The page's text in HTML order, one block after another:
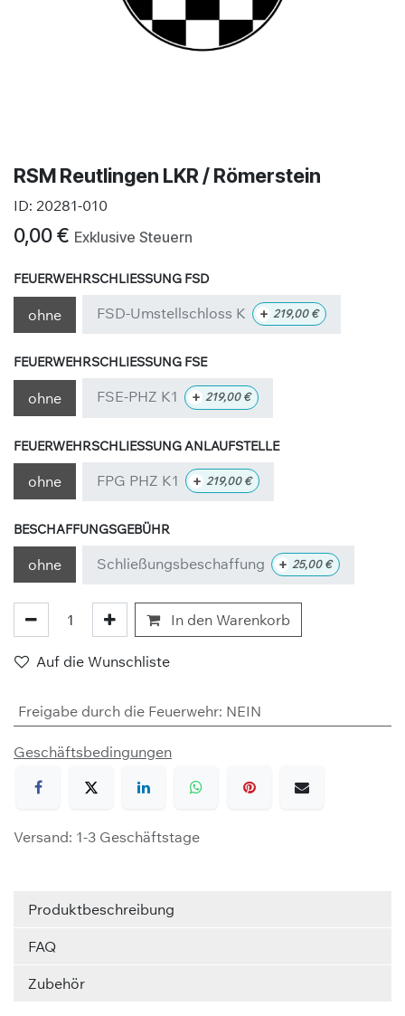
RSM Reutlingen LKR / Römerstein
ID: 20281-010
0,00€ Exklusive Steuern
FEUERWEHRSCHLIESSUNG FSD
ohne FSD-Umstellschloss K + 219,00€
FEUERWEHRSCHLIESSUNG FSE
ohne FSE-PHZ K1 + 219,00€
FEUERWEHRSCHLIESSUNG ANLAUFSTELLE
ohne FPG PHZ K1 + 219,00€
BESCHAFFUNGSGEBÜHR
ohne Schließungsbeschaffung + 25,00€
In den Warenkorb
Auf die Wunschliste
Freigabe durch die Feuerwehr: NEIN
Geschäftsbedingungen
Versand: 1-3 Geschäftstage
Produktbeschreibung
FAQ
Zubehör